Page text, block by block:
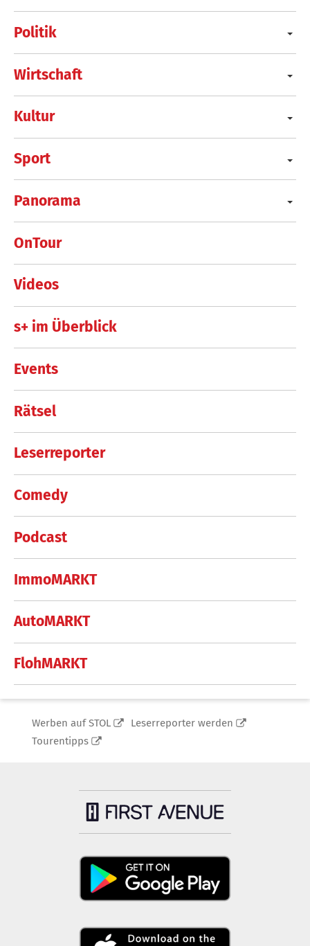
Politik
Wirtschaft
Kultur
Sport
Panorama
OnTour
Videos
s+ im Überblick
Events
Rätsel
Leserreporter
Comedy
Podcast
ImmoMARKT
AutoMARKT
FlohMARKT
Werben auf STOL
Leserreporter werden
Tourentipps